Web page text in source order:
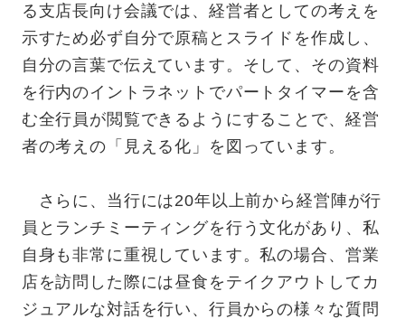
る支店長向け会議では、経営者としての考えを
示すため必ず自分で原稿とスライドを作成し、
自分の言葉で伝えています。そして、その資料
を行内のイントラネットでパートタイマーを含
む全行員が閲覧できるようにすることで、経営
者の考えの「見える化」を図っています。
さらに、当行には20年以上前から経営陣が行
員とランチミーティングを行う文化があり、私
自身も非常に重視しています。私の場合、営業
店を訪問した際には昼食をテイクアウトしてカ
ジュアルな対話を行い、行員からの様々な質問